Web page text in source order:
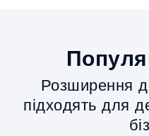
Розширення
підходять для